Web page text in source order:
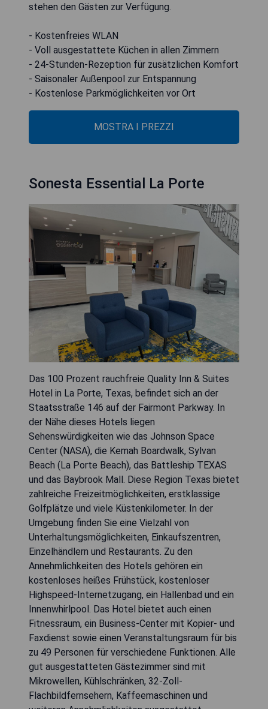
stehen den Gästen zur Verfügung.
- Kostenfreies WLAN
- Voll ausgestattete Küchen in allen Zimmern
- 24-Stunden-Rezeption für zusätzlichen Komfort
- Saisonaler Außenpool zur Entspannung
- Kostenlose Parkmöglichkeiten vor Ort
MOSTRA I PREZZI
Sonesta Essential La Porte
Das 100 Prozent rauchfreie Quality Inn & Suites
Hotel in La Porte, Texas, befindet sich an der
Staatsstraße 146 auf der Fairmont Parkway. In
der Nähe dieses Hotels liegen
Sehenswürdigkeiten wie das Johnson Space
Center (NASA), die Kemah Boardwalk, Sylvan
Beach (La Porte Beach), das Battleship TEXAS
und das Baybrook Mall. Diese Region Texas bietet
zahlreiche Freizeitmöglichkeiten, erstklassige
Golfplätze und viele Küstenkilometer. In der
Umgebung finden Sie eine Vielzahl von
Unterhaltungsmöglichkeiten, Einkaufszentren,
Einzelhändlern und Restaurants. Zu den
Annehmlichkeiten des Hotels gehören ein
kostenloses heißes Frühstück, kostenloser
Highspeed-Internetzugang, ein Hallenbad und ein
Innenwhirlpool. Das Hotel bietet auch einen
Fitnessraum, ein Business-Center mit Kopier- und
Faxdienst sowie einen Veranstaltungsraum für bis
zu 49 Personen für verschiedene Funktionen. Alle
gut ausgestatteten Gästezimmer sind mit
Mikrowellen, Kühlschränken, 32-Zoll-
Flachbildfernsehern, Kaffeemaschinen und